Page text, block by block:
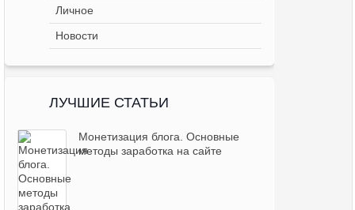
Личное
Новости
ЛУЧШИЕ СТАТЬИ
Монетизация блога. Основные
методы заработка на сайте